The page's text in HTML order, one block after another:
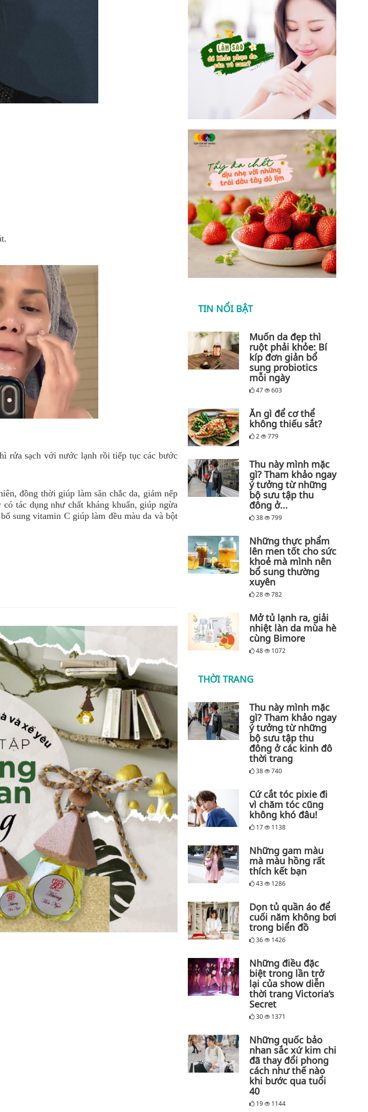
rửa sạch với nước lạnh rồi tiếp tục các bước
đồng thời giúp làm săn chắc da, giảm nếp
tác dụng như chất kháng khuẩn, giúp ngừa
sung vitamin C giúp làm đều màu da và bột
TIN NỔI BẬT
Muốn da đẹp thì
ruột phải khỏe: Bí
kíp đơn giản bổ
sung probiotics
mỗi ngày
47 603
Ăn gì để cơ thể
không thiếu sắt?
2 779
Thu này mình mặc
gì? Tham khảo ngay
ý tưởng từ những
bộ sưu tập thu
đông ở...
38 799
Những thực phẩm
lên men tốt cho sức
khoẻ mà mình nên
bổ sung thường
xuyên
28 782
Mở tủ lạnh ra, giải
nhiệt làn da mùa hè
cùng Bimore
48 1072
THỜI TRANG
Thu này mình mặc
gì? Tham khảo ngay
ý tưởng từ những
bộ sưu tập thu
đông ở các kinh đô
thời trang
38 740
Cứ cắt tóc pixie đi
vì chăm tóc cũng
không khó đâu!
17 1138
Những gam màu
mà màu hồng rất
thích kết bạn
43 1286
Dọn tủ quần áo để
cuối năm không bơi
trong biển đồ
36 1426
Những điều đặc
biệt trong lần trở
lại của show diễn
thời trang Victoria’s
Secret
30 1371
Những quốc bảo
nhan sắc xứ kim chi
đã thay đổi phong
cách như thế nào
khi bước qua tuổi
40
19 1144